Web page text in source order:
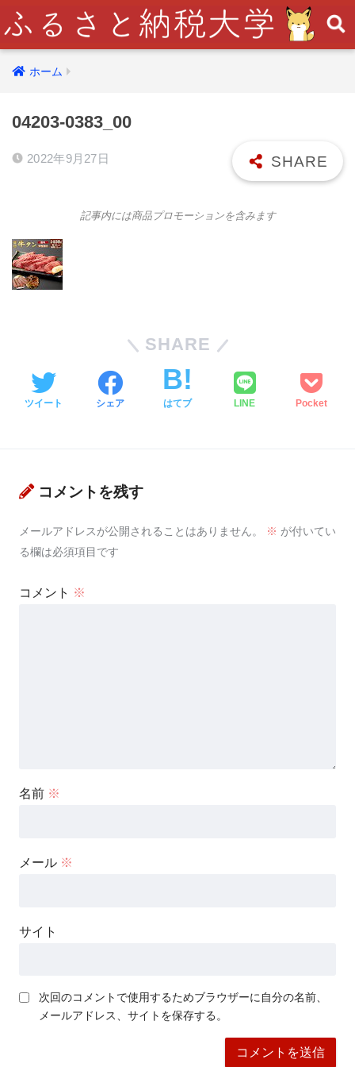
ホーム
04203-0383_00
2022年9月27日
記事内には商品プロモーションを含みます
SHARE
ツイート シェア はてブ LINE Pocket
コメントを残す
メールアドレスが公開されることはありません。 ※ が付いてい
る欄は必須項目です
コメント ※
名前 ※
メール ※
サイト
次回のコメントで使用するためブラウザーに自分の名前、
メールアドレス、サイトを保存する。